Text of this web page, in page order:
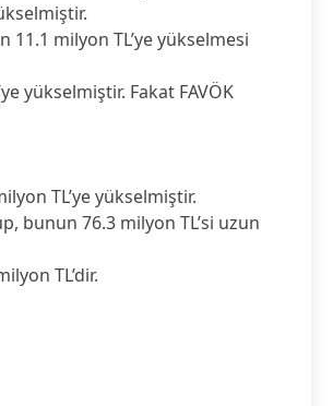
milyon TL’ye yükselmesi
yükselmiştir. Fakat FAVÖK
TL’ye yükselmiştir.
bunun 76.3 milyon TL’si uzun
TL’dir.